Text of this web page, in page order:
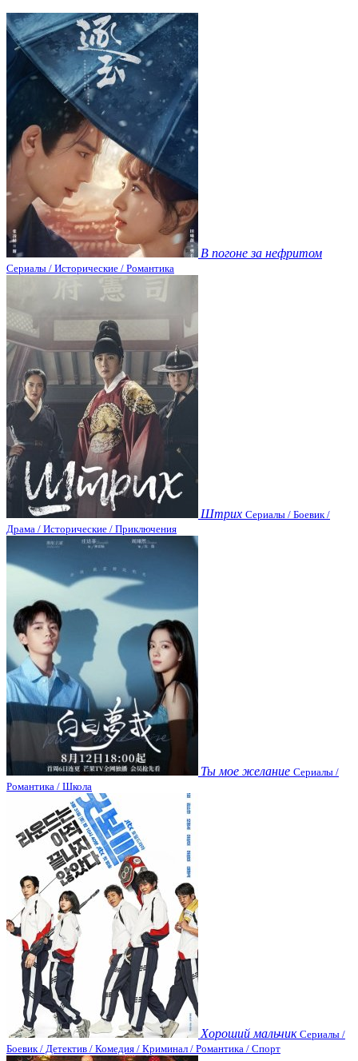
В погоне за нефритом
Сериалы / Исторические / Романтика
Штрих Сериалы / Боевик /
Драма / Исторические / Приключения
Ты мое желание Сериалы /
Романтика / Школа
Хороший мальчик Сериалы /
Боевик / Детектив / Комедия / Криминал / Романтика / Спорт